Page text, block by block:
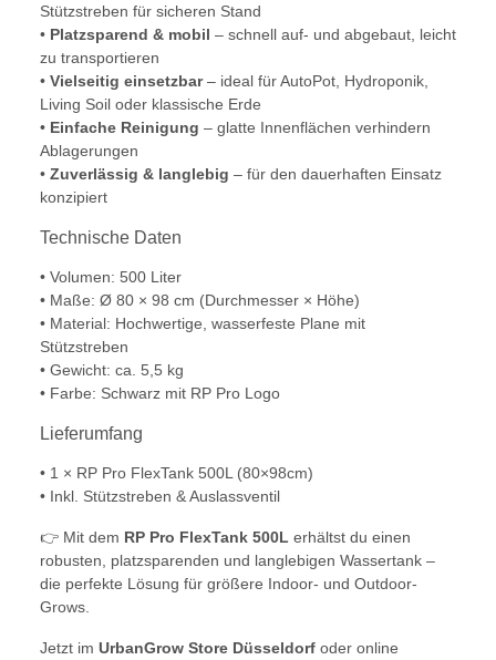
Stützstreben für sicheren Stand
• Platzsparend & mobil – schnell auf- und abgebaut, leicht
zu transportieren
• Vielseitig einsetzbar– ideal für AutoPot, Hydroponik,
Living Soil oder klassische Erde
• Einfache Reinigung – glatte Innenflächen verhindern
Ablagerungen
• Zuverlässig & langlebig – für den dauerhaften Einsatz
konzipiert
Technische Daten
• Volumen: 500 Liter
• Maße: Ø 80 × 98 cm (Durchmesser × Höhe)
• Material: Hochwertige, wasserfeste Plane mit
Stützstreben
• Gewicht: ca. 5,5 kg
• Farbe: Schwarz mit RP Pro Logo
Lieferumfang
• 1 × RP Pro FlexTank 500L (80×98cm)
• Inkl. Stützstreben & Auslassventil
👉 Mit dem RP Pro FlexTank 500L erhältst du einen
robusten, platzsparenden und langlebigen Wassertank –
die perfekte Lösung für größere Indoor- und Outdoor-
Grows.
Jetzt im UrbanGrow Store Düsseldorf oder online